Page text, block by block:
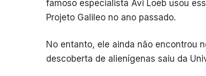
famoso especialista Avi Loeb usou
Projeto Galileo no ano passado.
No entanto, ele ainda não encontrou
descoberta de alienígenas saiu da